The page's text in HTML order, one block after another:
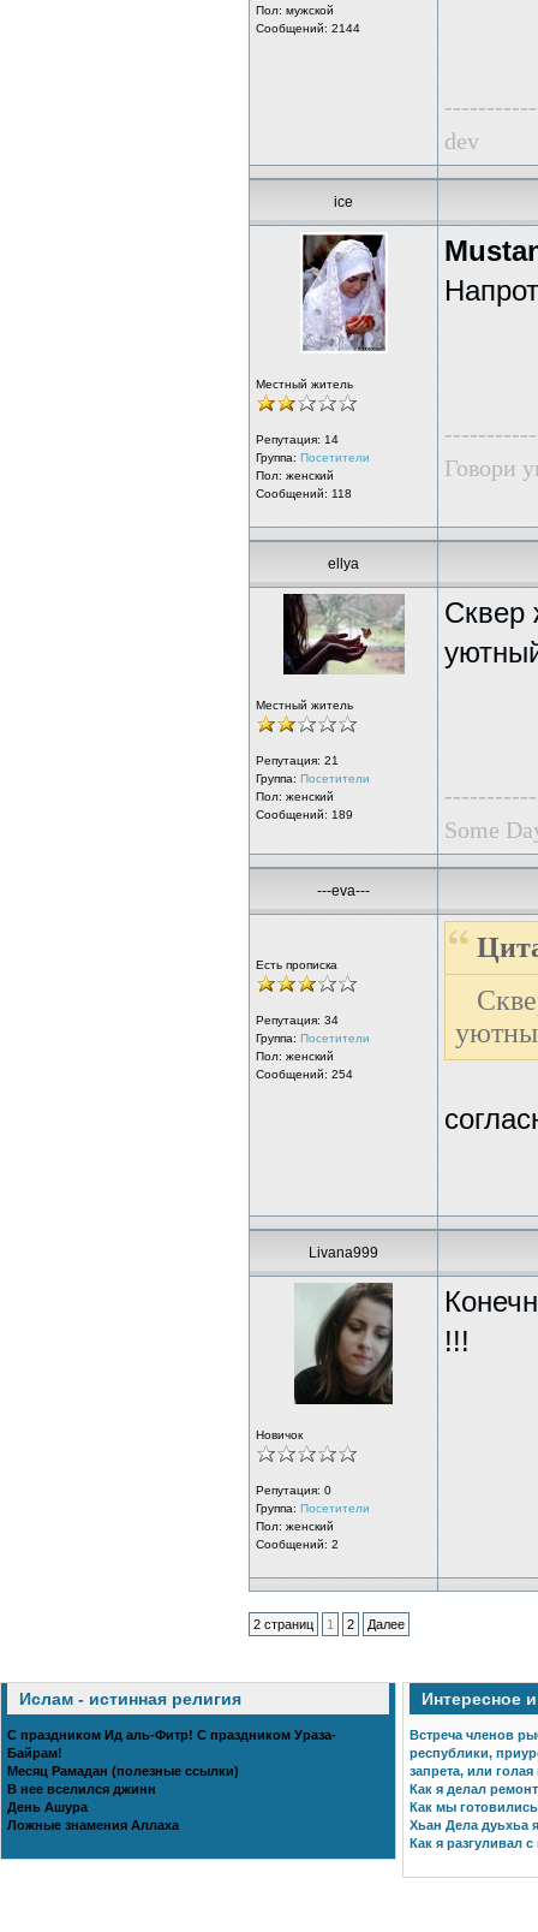
Пол: мужской
Сообщений: 2144
dev
ice
Местный житель
Репутация: 14
Группа: Посетители
Пол: женский
Сообщений: 118
Говори
ellya
Местный житель
Репутация: 21
Группа: Посетители
Пол: женский
Сообщений: 189
Сквер
Some
---eva---
Есть прописка
Репутация: 34
Группа: Посетители
Пол: женский
Сообщений: 254
Livana999
Новичок
Репутация: 0
Группа: Посетители
Пол: женский
Сообщений: 2
!!!
2 страниц 1 2 Далее
Ислам - истинная религия
С праздником Ид аль-Фитр! С праздником Ураза-
Байрам!
Месяц Рамадан (полезные ссылки)
В нее вселился джинн
День Ашура
Ложные знамения Аллаха
Интересное
Встреча членов
республики,
запрета, или
Как я делал
Как мы
Хьан Дела дуьхьа
Как я разгуливал